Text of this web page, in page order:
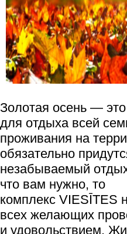
Золотая осень —
для отдыха всей
проживания на
обязательно
незабываемый
что вам нужно, то
комплекс VIESĪTES
всех желающих
и удовольствием.